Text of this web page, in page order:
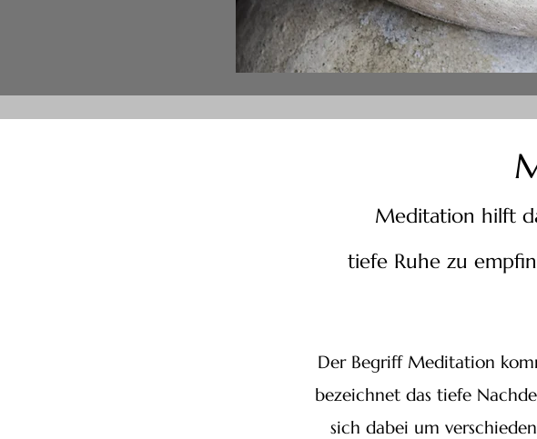
Meditation hilft
tiefe Ruhe zu
Der Begriff Meditation
bezeichnet das tiefe
sich dabei um